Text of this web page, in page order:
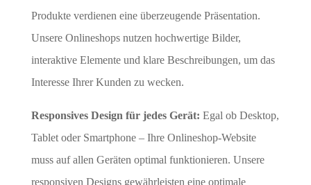
Produkte verdienen eine überzeugende Präsentation.
Unsere Onlineshops nutzen hochwertige Bilder,
interaktive Elemente und klare Beschreibungen, um das
Interesse Ihrer Kunden zu wecken.
Responsives Design für jedes Gerät: Egal ob Desktop,
Tablet oder Smartphone – Ihre Onlineshop-Website
muss auf allen Geräten optimal funktionieren. Unsere
responsiven Designs gewährleisten eine optimale